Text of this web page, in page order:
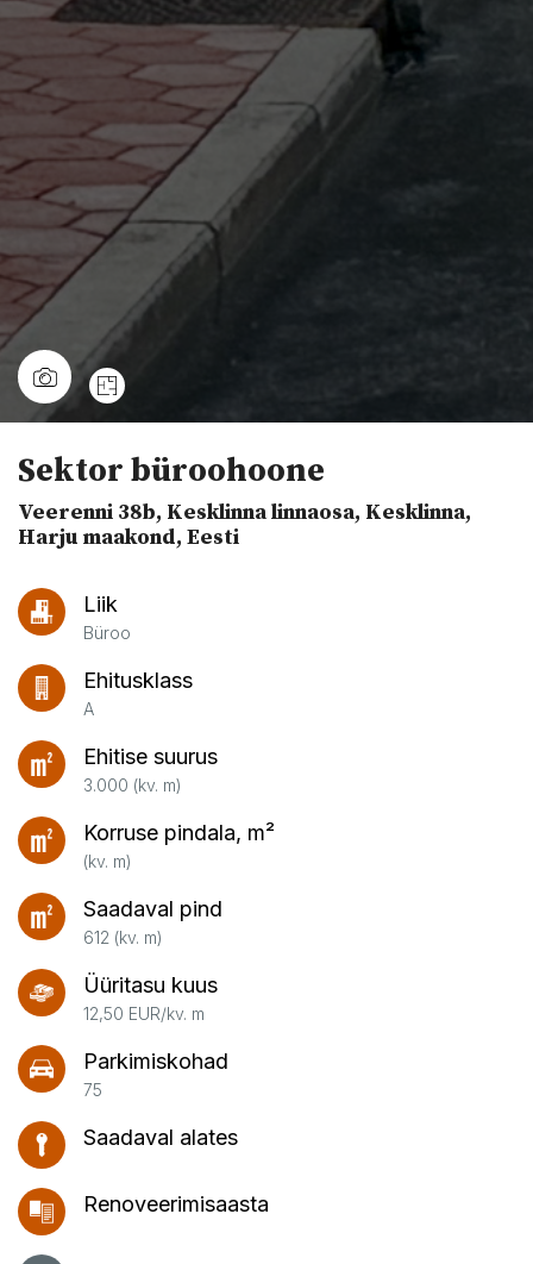
Sektor büroohoone
Veerenni 38b, Kesklinna linnaosa, Kesklinna,
Harju maakond, Eesti
Liik
Büroo
Ehitusklass
A
Ehitise suurus
3.000 (kv. m)
Korruse pindala, m²
(kv. m)
Saadaval pind
612 (kv. m)
Üüritasu kuus
12,50 EUR/kv. m
Parkimiskohad
75
Saadaval alates
Renoveerimisaasta